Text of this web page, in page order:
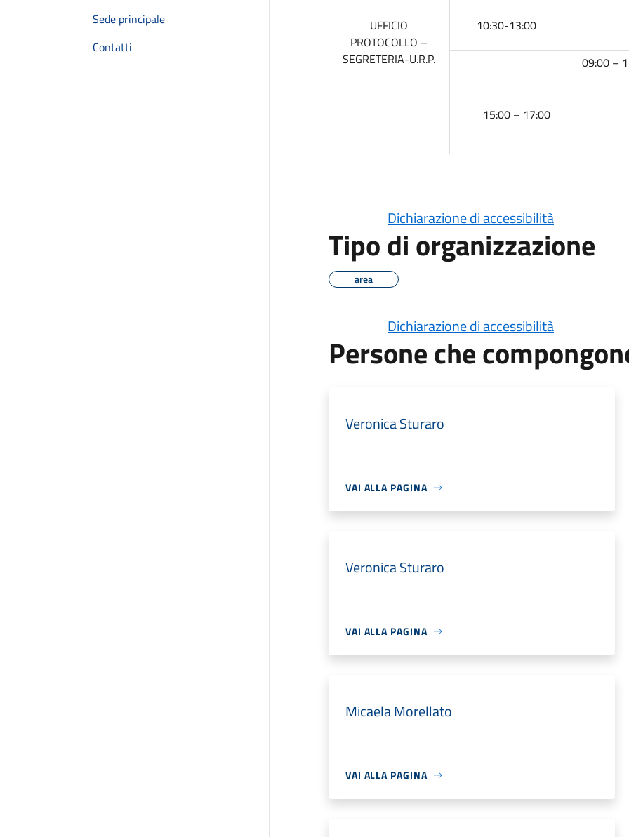
Sede principale
Contatti
UFFICIO
PROTOCOLLO –
SEGRETERIA-U.R.P.
10:30-13:00
09:00 –
15:00 – 17:00
Dichiarazione di accessibilità
Tipo di organizzazione
area
Dichiarazione di accessibilità
Persone che
Veronica Sturaro
VAI ALLA PAGINA
Veronica Sturaro
VAI ALLA PAGINA
Micaela Morellato
VAI ALLA PAGINA